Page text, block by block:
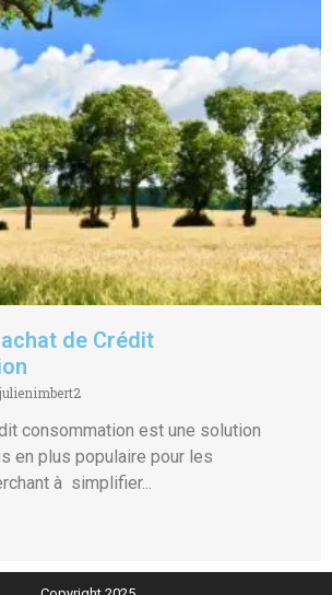
de Crédit
consommation est une solution
en plus populaire pour les
à simplifier...